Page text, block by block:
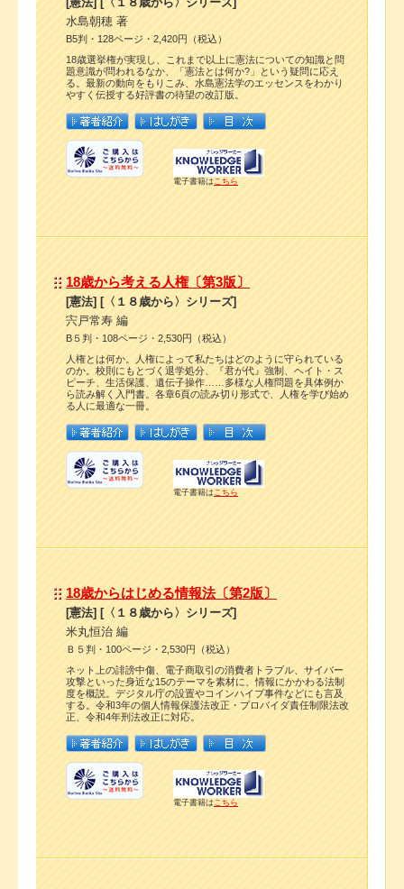
水島朝穂 著
B5判・128ページ・2,420円（税込）
18歳選挙権が実現し、これまで以上に憲法についての知識と問
題意識が問われるなか、「憲法とは何か?」という疑問に応え
る。最新の動向をもりこみ、水島憲法学のエッセンスをわかり
やすく伝授する好評書の待望の改訂版。
電子書籍は こちら
18歳から考える人権〔第3版〕
[憲法] [〈１８歳から〉シリーズ]
宍戸常寿 編
B５判・108ページ・2,530円（税込）
人権とは何か。人権によって私たちはどのように守られている
のか。校則にもとづく退学処分、『君が代』強制、ヘイト・ス
ピーチ、生活保護、遺伝子操作……多様な人権問題を具体例か
ら読み解く入門書。各章6頁の読み切り形式で、人権を学び始め
る人に最適な一冊。
電子書籍はこちら
18歳からはじめる情報法〔第2版〕
[憲法] [〈１８歳から〉シリーズ]
米丸恒治 編
Ｂ５判・100ページ・2,530円（税込）
ネット上の誹謗中傷、電子商取引の消費者トラブル、サイバー
攻撃といった身近な15のテーマを素材に、情報にかかわる法制
度を概説。デジタル庁の設置やコインハイブ事件などにも言及
する。令和3年の個人情報保護法改正・プロバイダ責任制限法改
正、令和4年刑法改正に対応。
電子書籍はこちら